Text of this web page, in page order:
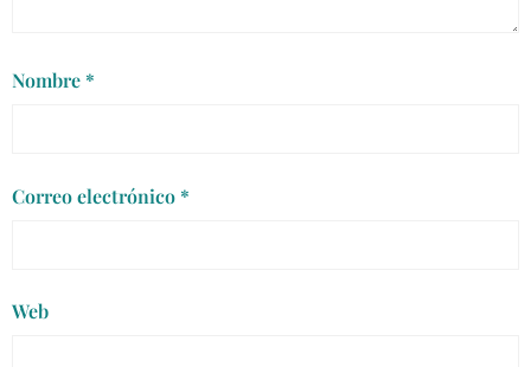
Nombre *
Correo electrónico *
Web